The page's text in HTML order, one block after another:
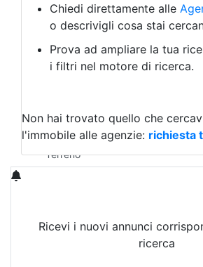
Albergo
Laboratorio Artigianale
Negozio/locale commerciale
Agriturismo
Magazzini
Qualsiasi
Terreno edificabile
Terreno
Chiedi direttamente alle
o descrivigli cosa stai
Prova ad ampliare la tua
i filtri nel motore di ricerca.
Non hai trovato quello che
l'immobile alle agenzie: richiesta
Ricevi i nuovi annunci
ricerca